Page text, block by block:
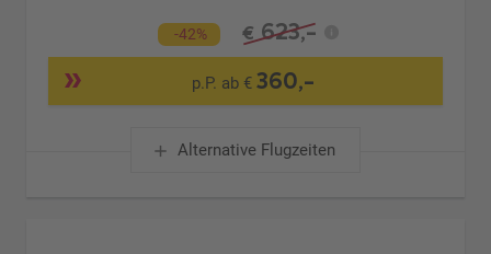
-42% € 623,-
p.P. ab €360,-
Alternative Flugzeiten